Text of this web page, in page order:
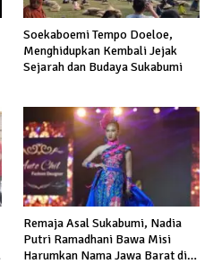
Soekaboemi Tempo Doeloe,
Menghidupkan Kembali Jejak
Sejarah dan Budaya Sukabumi
Remaja Asal Sukabumi, Nadia
Putri Ramadhani Bawa Misi
Harumkan Nama Jawa Barat di